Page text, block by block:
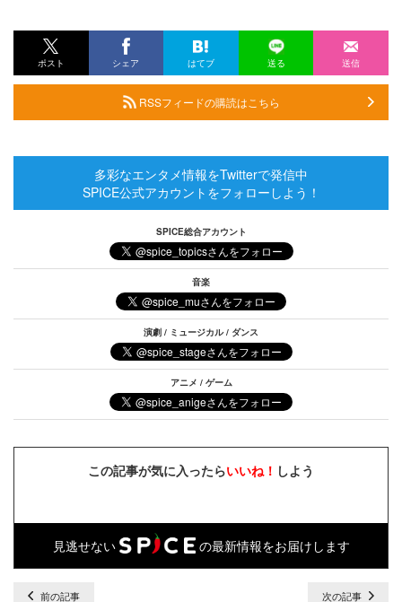
ポスト シェア はてブ 送る 送信
RSSフィードの購読はこちら
多彩なエンタメ情報をTwitterで発信中
SPICE公式アカウントをフォローしよう！
SPICE総合アカウント
音楽
演劇 / ミュージカル / ダンス
アニメ / ゲーム
この記事が気に入ったらいいね！ しよう
見逃せない の最新情報をお届けします
前の記事 次の記事